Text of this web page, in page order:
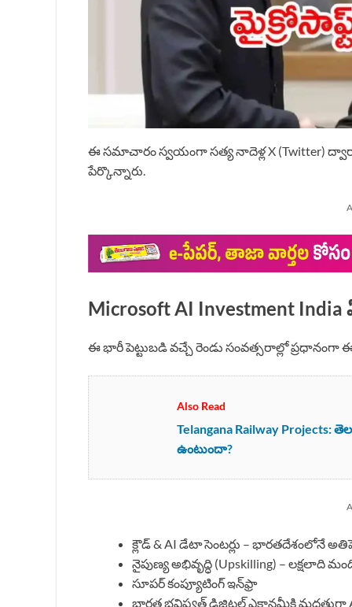
ఈ సమాచారం స్వయంగా సత్య నాదెళ్ల X (Twitter) ద్వారా
పేర్కొన్నారు.
Microsoft AI Investment India
ఈ భారీ పెట్టుబడి వచ్చే రెండు సంవత్సరాల్లో ప్రధానంగా
Also Read
Telangana Railway Projects:
ఉంటుందా?
క్లౌడ్ & AI డేటా సెంటర్లు – భారతదేశంలోనే
నైపుణ్య అభివృద్ధి (Upskilling) – లక్షలాది
సూపర్ కంప్యూటింగ్ ఇన్‌ఫ్రా
భారత భవిష్యత్ డిజిటల్ ఎకానమీకి మద్దతుగా